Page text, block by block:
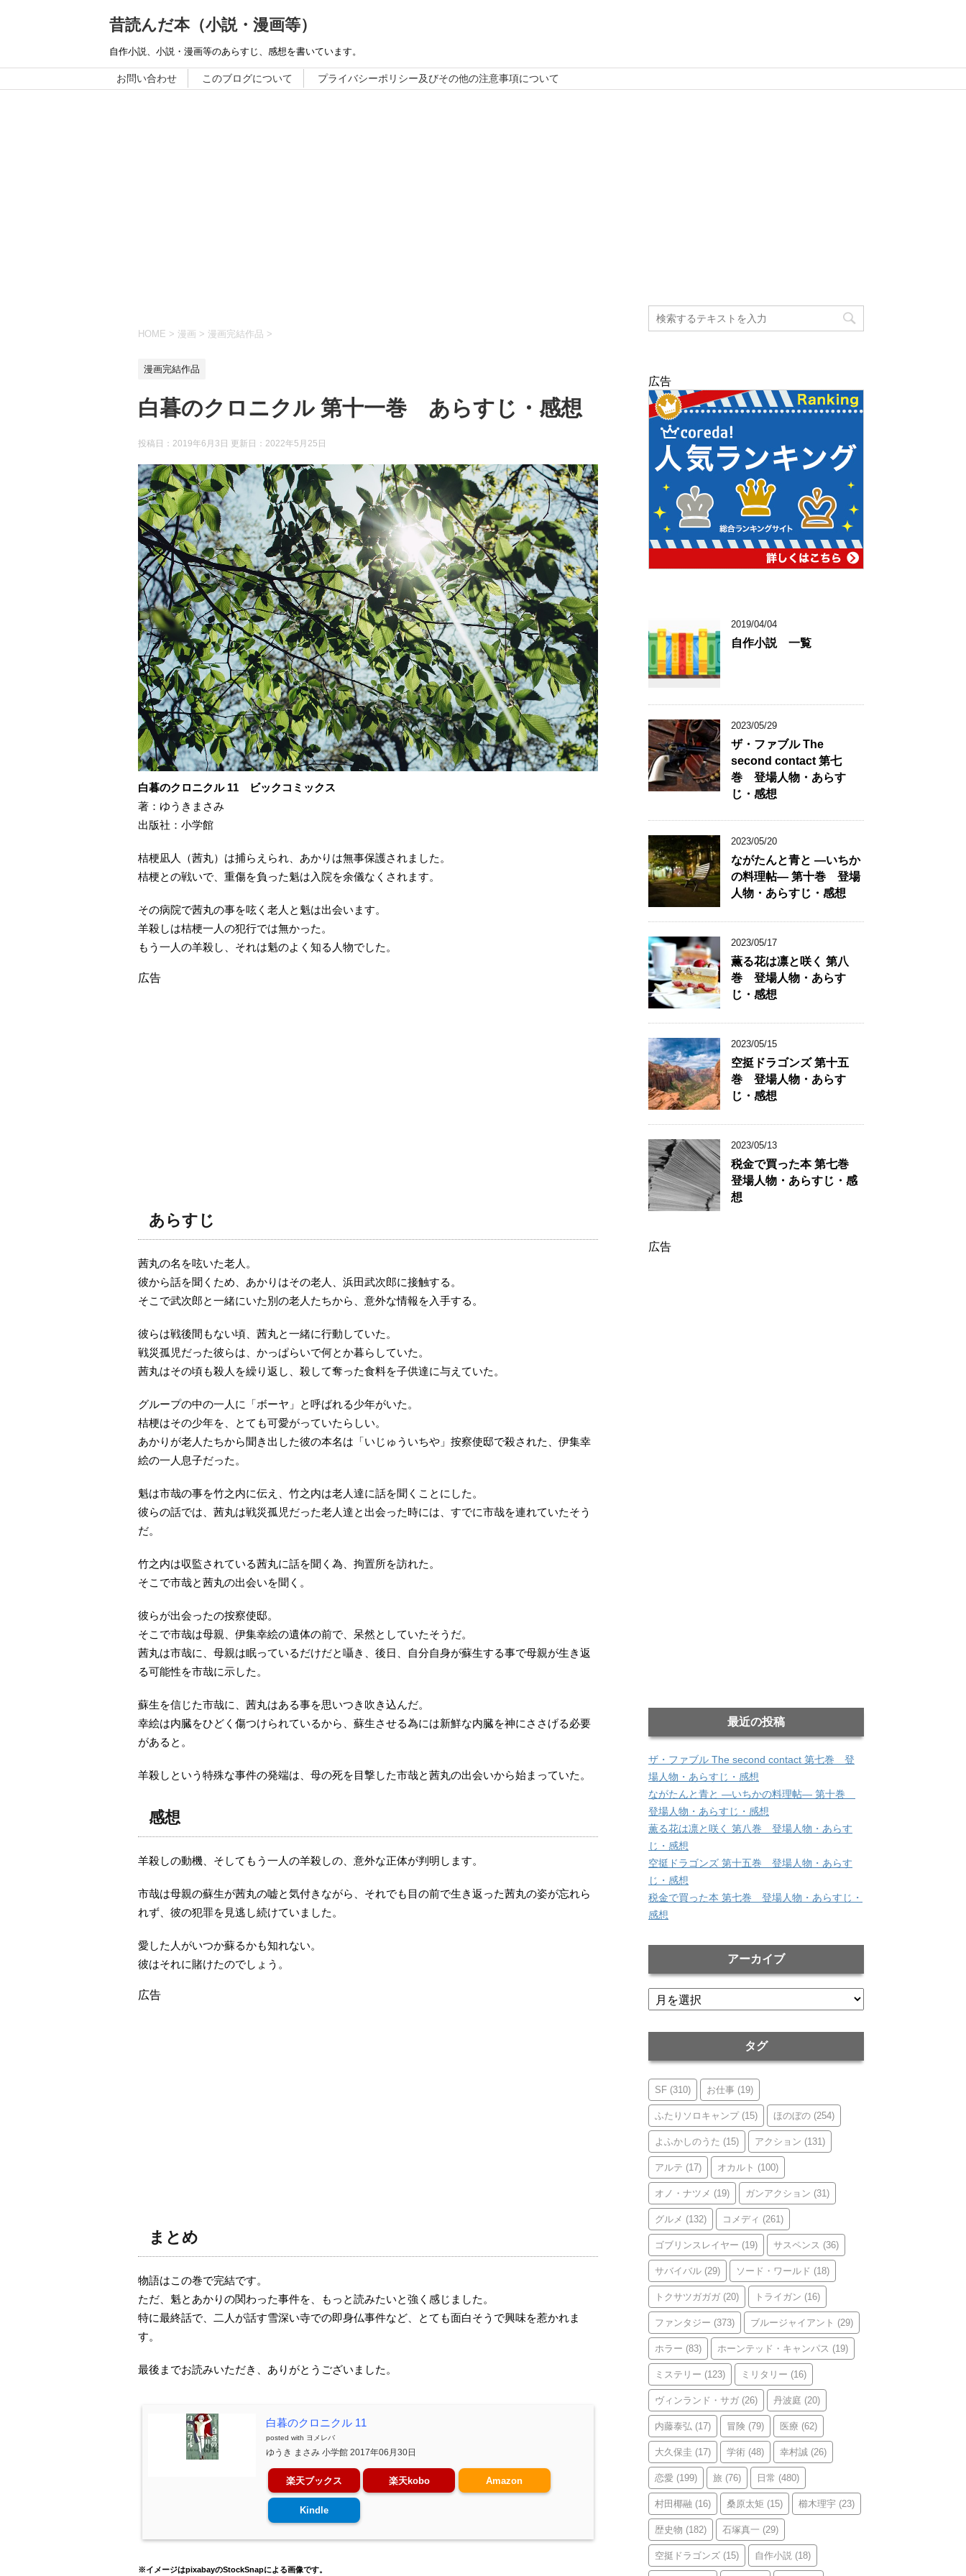
昔読んだ本（小説・漫画等）
自作小説、小説・漫画等のあらすじ、感想を書いています。
お問い合わせ このブログについて プライバシーポリシー及びその他の注意事項について
HOME > 漫画 > 漫画完結作品 >
漫画完結作品
白暮のクロニクル 第十一巻 あらすじ・感想
投稿日：2019年6月3日 更新日： 2022年5月25日
白暮のクロニクル 11 ビックコミックス
著：ゆうきまさみ
出版社：小学館
桔梗凪人（茜丸）は捕らえられ、あかりは無事保護されました。
桔梗との戦いで、重傷を負った魁は入院を余儀なくされます。
その病院で茜丸の事を呟く老人と魁は出会います。
羊殺しは桔梗一人の犯行では無かった。
もう一人の羊殺し、それは魁のよく知る人物でした。
広告
あらすじ
茜丸の名を呟いた老人。
彼から話を聞くため、あかりはその老人、浜田武次郎に接触する。
そこで武次郎と一緒にいた別の老人たちから、意外な情報を入手する。
彼らは戦後間もない頃、茜丸と一緒に行動していた。
戦災孤児だった彼らは、かっぱらいで何とか暮らしていた。
茜丸はその頃も殺人を繰り返し、殺して奪った食料を子供達に与えていた。
グループの中の一人に「ボーヤ」と呼ばれる少年がいた。
桔梗はその少年を、とても可愛がっていたらしい。
あかりが老人たちから聞き出した彼の本名は「いじゅういちや」按察使邸で殺された、伊集幸
絵の一人息子だった。
魁は市哉の事を竹之内に伝え、竹之内は老人達に話を聞くことにした。
彼らの話では、茜丸は戦災孤児だった老人達と出会った時には、すでに市哉を連れていたそう
だ。
竹之内は収監されている茜丸に話を聞く為、拘置所を訪れた。
そこで市哉と茜丸の出会いを聞く。
彼らが出会ったの按察使邸。
そこで市哉は母親、伊集幸絵の遺体の前で、呆然としていたそうだ。
茜丸は市哉に、母親は眠っているだけだと囁き、後日、自分自身が蘇生する事で母親が生き返
る可能性を市哉に示した。
蘇生を信じた市哉に、茜丸はある事を思いつき吹き込んだ。
幸絵は内臓をひどく傷つけられているから、蘇生させる為には新鮮な内臓を神にささげる必要
があると。
羊殺しという特殊な事件の発端は、母の死を目撃した市哉と茜丸の出会いから始まっていた。
感想
羊殺しの動機、そしてもう一人の羊殺しの、意外な正体が判明します。
市哉は母親の蘇生が茜丸の嘘と気付きながら、それでも目の前で生き返った茜丸の姿が忘れら
れず、彼の犯罪を見逃し続けていました。
愛した人がいつか蘇るかも知れない。
彼はそれに賭けたのでしょう。
広告
まとめ
物語はこの巻で完結です。
ただ、魁とあかりの関わった事件を、もっと読みたいと強く感じました。
特に最終話で、二人が話す雪深い寺での即身仏事件など、とても面白そうで興味を惹かれま
す。
最後までお読みいただき、ありがとうございました。
白暮のクロニクル 11
posted with ヨメレバ
ゆうき まさみ 小学館 2017年06月30日
楽天ブックス 楽天kobo Amazon
Kindle
※イメージはpixabayのStockSnapによる画像です。
広告
2019/04/04
自作小説 一覧
2023/05/29
ザ・ファブル The
second contact 第七
巻 登場人物・あらす
じ・感想
2023/05/20
ながたんと青と ―いちか
の料理帖― 第十巻 登場
人物・あらすじ・感想
2023/05/17
薫る花は凛と咲く 第八
巻 登場人物・あらす
じ・感想
2023/05/15
空挺ドラゴンズ 第十五
巻 登場人物・あらす
じ・感想
2023/05/13
税金で買った本 第七巻
登場人物・あらすじ・感
想
広告
最近の投稿
ザ・ファブル The second contact 第七巻 登
場人物・あらすじ・感想
ながたんと青と ―いちかの料理帖― 第十巻
登場人物・あらすじ・感想
薫る花は凛と咲く 第八巻 登場人物・あらす
じ・感想
空挺ドラゴンズ 第十五巻 登場人物・あらす
じ・感想
税金で買った本 第七巻 登場人物・あらすじ・
感想
アーカイブ
ア
ー
タグ
SF (310) お仕事 (19)
ふたりソロキャンプ(15) ほのぼの (254)
よふかしのうた (15) アクション (131)
アルテ (17) オカルト (100)
オノ・ナツメ (19) ガンアクション (31)
グルメ (132) コメディ (261)
ゴブリンスレイヤー (19) サスペンス (36)
サバイバル (29) ソード・ワールド (18)
トクサツガガガ (20) トライガン (16)
ファンタジー (373) ブルージャイアント (29)
ホラー (83) ホーンテッド・キャンパス (19)
ミステリー (123) ミリタリー (16)
ヴィンランド・サガ (26) 丹波庭 (20)
内藤泰弘 (17) 冒険 (79) 医療 (62)
大久保圭 (17) 学術 (48) 幸村誠 (26)
恋愛 (199) 旅 (76) 日常 (480)
村田椰融 (16) 桑原太矩 (15) 櫛木理宇 (23)
歴史物 (182) 石塚真一 (29)
空挺ドラゴンズ (15) 自作小説 (18)